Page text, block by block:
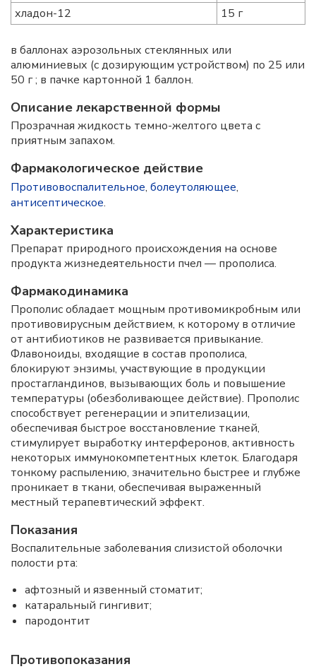
хладон-12
15 г
в баллонах аэрозольных стеклянных или
алюминиевых (с дозирующим устройством) по 25 или
50 г ; в пачке картонной 1 баллон.
Описание лекарственной формы
Прозрачная жидкость темно-желтого цвета с
приятным запахом.
Фармакологическое действие
Противовоспалительное, болеутоляющее,
антисептическое.
Характеристика
Препарат природного происхождения на основе
продукта жизнедеятельности пчел — прополиса.
Фармакодинамика
Прополис обладает мощным противомикробным или
противовирусным действием, к которому в отличие
от антибиотиков не развивается привыкание.
Флавоноиды, входящие в состав прополиса,
блокируют энзимы, участвующие в продукции
простагландинов, вызывающих боль и повышение
температуры (обезболивающее действие). Прополис
способствует регенерации и эпителизации,
обеспечивая быстрое восстановление тканей,
стимулирует выработку интерферонов, активность
некоторых иммунокомпетентных клеток. Благодаря
тонкому распылению, значительно быстрее и глубже
проникает в ткани, обеспечивая выраженный
местный терапевтический эффект.
Показания
Воспалительные заболевания слизистой оболочки
полости рта:
афтозный и язвенный стоматит;
катаральный гингивит;
пародонтит
Противопоказания